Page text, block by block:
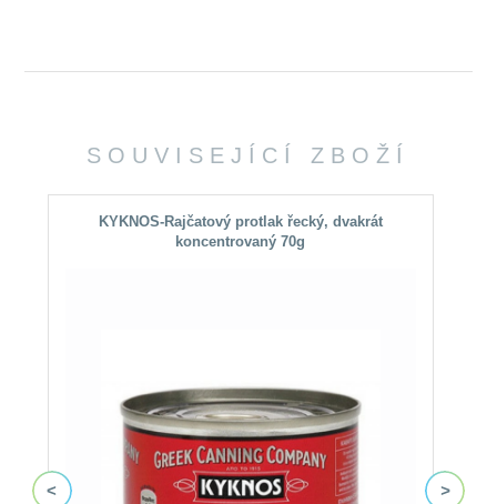
SOUVISEJÍCÍ ZBOŽÍ
KYKNOS-Rajčatový protlak řecký, dvakrát
koncentrovaný 70g